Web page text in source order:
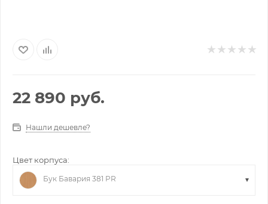
22 890 руб.
Нашли дешевле?
Цвет корпуса:
Бук Бавария 381 PR